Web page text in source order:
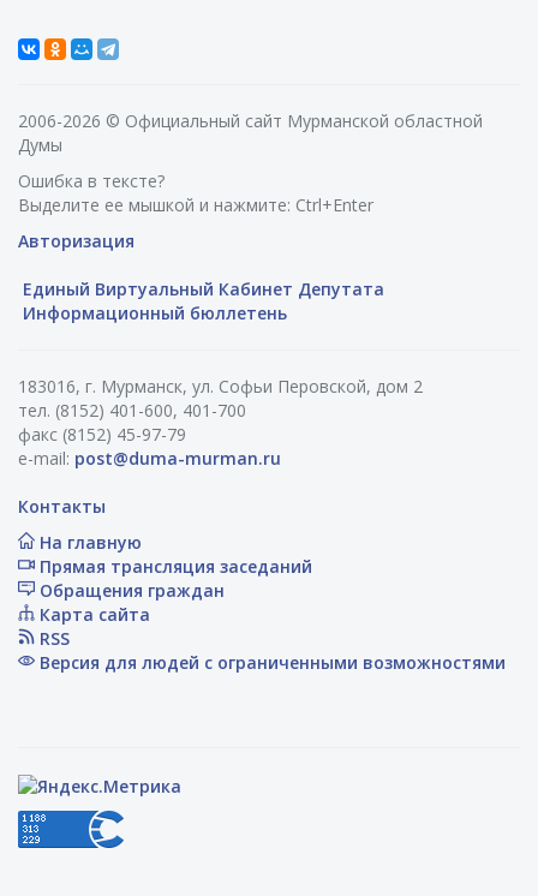
2006-2026 © Официальный сайт Мурманской областной
Думы
Ошибка в тексте?
Выделите ее мышкой и нажмите: Ctrl+Enter
Авторизация
Единый Виртуальный Кабинет Депутата
Информационный бюллетень
183016, г. Мурманск, ул. Софьи Перовской, дом 2
тел. (8152) 401-600, 401-700
факс (8152) 45-97-79
e-mail: post@duma-murman.ru
Контакты
На главную
Прямая трансляция заседаний
Обращения граждан
Карта сайта
RSS
Версия для людей с ограниченными возможностями